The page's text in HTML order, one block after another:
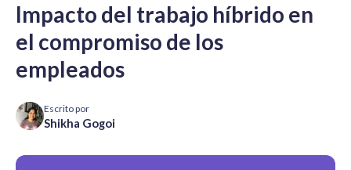
Impacto del trabajo híbrido en
el compromiso de los
empleados
Escrito por
Shikha Gogoi